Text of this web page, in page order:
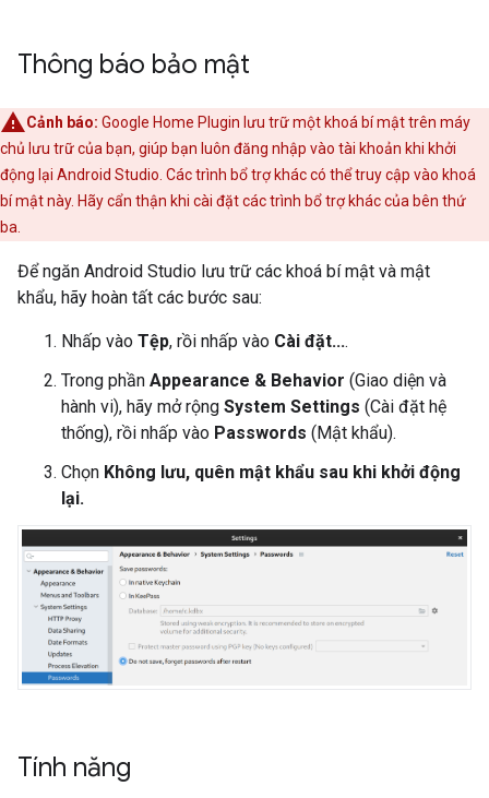
Thông báo bảo mật
Cảnh báo: Google Home Plugin lưu trữ một khoá bí mật trên máy
chủ lưu trữ của bạn, giúp bạn luôn đăng nhập vào tài khoản khi khởi
động lại Android Studio. Các trình bổ trợ khác có thể truy cập vào khoá
bí mật này. Hãy cẩn thận khi cài đặt các trình bổ trợ khác của bên thứ
ba.
Để ngăn Android Studio lưu trữ các khoá bí mật và mật
khẩu, hãy hoàn tất các bước sau:
Nhấp vào Tệp, rồi nhấp vào Cài đặt....
Trong phần Appearance & Behavior (Giao diện và
hành vi), hãy mở rộng System Settings (Cài đặt hệ
thống), rồi nhấp vào Passwords (Mật khẩu).
Chọn Không lưu, quên mật khẩu sau khi khởi động
lại.
Tính năng